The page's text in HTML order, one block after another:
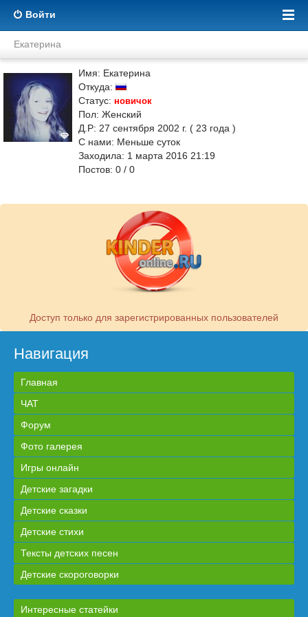
Войти
Екатерина
Имя: Екатерина
Откуда:
Статус: новичок
Пол: Женский
Д.Р: 27 сентября 2002 г. ( 23 года )
С нами: Меньше суток
Заходила: 1 марта 2016 21:19
Постов: 0 / 0
Доступ только для зарегистрированных пользователей
Навигация
Главная
ЧАТ
Форум
Фото галерея
Игры онлайн
Детские загадки
Детские сказки
Детские стихи
Тексты детских песен
Детские скороговорки
Интересные статейки